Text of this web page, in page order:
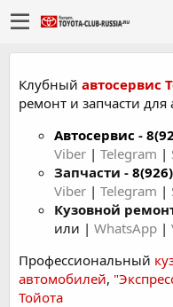
Клубный автосервис
ремонт и запчасти для
Автосервис -
Viber | Telegram |
Запчасти -
Viber | Telegram |
Кузовной
или | WhatsApp |
Профессиональный
автомобилей,
Тойота